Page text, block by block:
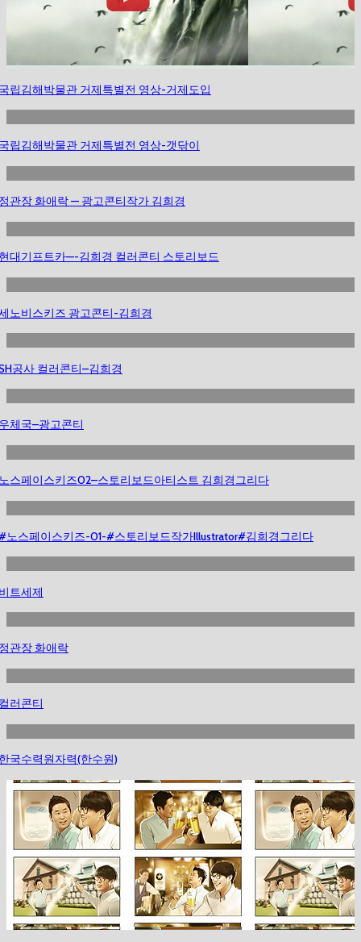
립김해박물관 거제특별전 영상-거제도입
립김해박물관 거제특별전 영상-갯닦이
관장 화애락 — 광고콘티작가 김희경
대기프트카—-김희경 컬러콘티 스토리보드
노비스키즈 광고콘티-김희경
공사 컬러콘티–김희경
체국–광고콘티
스페이스키즈02–스토리보드아티스트 김희경그리다
노스페이스키즈-01-#스토리보드작가Illustrator#김희경그리다
트세제
관장 화애락
러콘티
국수력원자력(한수원)